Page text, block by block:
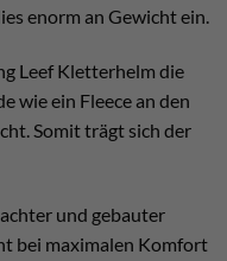
enorm an Gewicht ein.
Leef Kletterhelm die
wie ein Fleece an den
Somit trägt sich der
und gebauter
bei maximalen Komfort